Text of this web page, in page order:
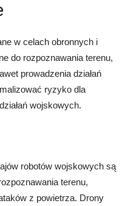
w celach obronnych i
do rozpoznawania terenu,
prowadzenia działań
ryzyko dla
wojskowych.
robotów wojskowych są
terenu,
z powietrza. Drony